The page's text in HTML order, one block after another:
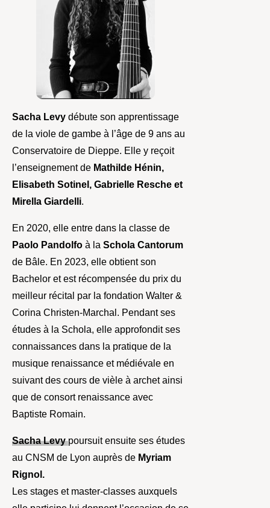
Sacha Levy débute son apprentissage
de la viole de gambe à l’âge de 9 ans au
Conservatoire de Dieppe. Elle y reçoit
l’enseignement de Mathilde Hénin,
Elisabeth Sotinel, Gabrielle Resche et
Mirella Giardelli.
En 2020, elle entre dans la classe de
Paolo Pandolfo à la Schola Cantorum
de Bâle. En 2023, elle obtient son
Bachelor et est récompensée du prix du
meilleur récital par la fondation Walter &
Corina Christen-Marchal. Pendant ses
études à la Schola, elle approfondit ses
connaissances dans la pratique de la
musique renaissance et médiévale en
suivant des cours de vièle à archet ainsi
que de consort renaissance avec
Baptiste Romain.
Sacha Levy poursuit ensuite ses études
au CNSM de Lyon auprès de Myriam
Rignol.
Les stages et master-classes auxquels